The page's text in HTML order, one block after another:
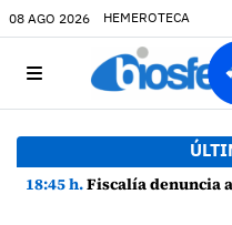
08 AGO 2026 HEMEROTECA
18:45 h.Fiscalía denuncia a Yonathan de León y